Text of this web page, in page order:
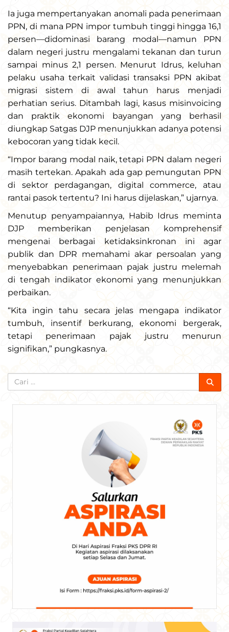
Ia juga mempertanyakan anomali pada penerimaan
PPN, di mana PPN impor tumbuh tinggi hingga 16,1
persen—didominasi barang modal—namun PPN
dalam negeri justru mengalami tekanan dan turun
sampai minus 2,1 persen. Menurut Idrus, keluhan
pelaku usaha terkait validasi transaksi PPN akibat
migrasi sistem di awal tahun harus menjadi
perhatian serius. Ditambah lagi, kasus misinvoicing
dan praktik ekonomi bayangan yang berhasil
diungkap Satgas DJP menunjukkan adanya potensi
kebocoran yang tidak kecil.
“Impor barang modal naik, tetapi PPN dalam negeri
masih tertekan. Apakah ada gap pemungutan PPN
di sektor perdagangan, digital commerce, atau
rantai pasok tertentu? Ini harus dijelaskan,” ujarnya.
Menutup penyampaiannya, Habib Idrus meminta
DJP memberikan penjelasan komprehensif
mengenai berbagai ketidaksinkronan ini agar
publik dan DPR memahami akar persoalan yang
menyebabkan penerimaan pajak justru melemah
di tengah indikator ekonomi yang menunjukkan
perbaikan.
“Kita ingin tahu secara jelas mengapa indikator
tumbuh, insentif berkurang, ekonomi bergerak,
tetapi penerimaan pajak justru menurun
signifikan,” pungkasnya.